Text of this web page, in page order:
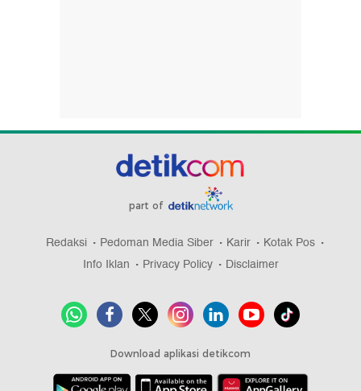
part of
Redaksi Pedoman Media Siber Karir
Kotak Pos
Info Iklan
Privacy Policy Disclaimer
Download aplikasi detikcom